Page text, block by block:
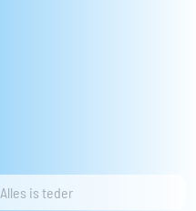
Alles is teder